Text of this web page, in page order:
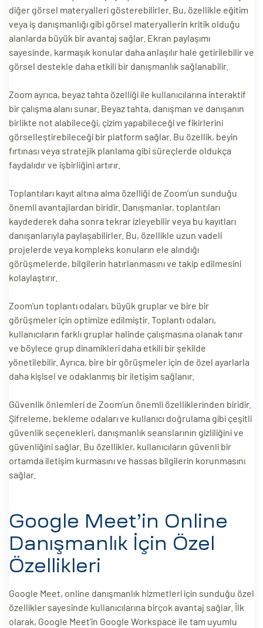
diğer görsel materyalleri gösterebilirler. Bu, özellikle eğitim
veya iş danışmanlığı gibi görsel materyallerin kritik olduğu
alanlarda büyük bir avantaj sağlar. Ekran paylaşımı
sayesinde, karmaşık konular daha anlaşılır hale getirilebilir ve
görsel destekle daha etkili bir danışmanlık sağlanabilir.
Zoom ayrıca, beyaz tahta özelliği ile kullanıcılarına interaktif
bir çalışma alanı sunar. Beyaz tahta, danışman ve danışanın
birlikte not alabileceği, çizim yapabileceği ve fikirlerini
görselleştirebileceği bir platform sağlar. Bu özellik, beyin
fırtınası veya stratejik planlama gibi süreçlerde oldukça
faydalıdır ve işbirliğini artırır.
Toplantıları kayıt altına alma özelliği de Zoom’un sunduğu
önemli avantajlardan biridir. Danışmanlar, toplantıları
kaydederek daha sonra tekrar izleyebilir veya bu kayıtları
danışanlarıyla paylaşabilirler. Bu, özellikle uzun vadeli
projelerde veya kompleks konuların ele alındığı
görüşmelerde, bilgilerin hatırlanmasını ve takip edilmesini
kolaylaştırır.
Zoom’un toplantı odaları, büyük gruplar ve bire bir
görüşmeler için optimize edilmiştir. Toplantı odaları,
kullanıcıların farklı gruplar halinde çalışmasına olanak tanır
ve böylece grup dinamikleri daha etkili bir şekilde
yönetilebilir. Ayrıca, bire bir görüşmeler için de özel ayarlarla
daha kişisel ve odaklanmış bir iletişim sağlanır.
Güvenlik önlemleri de Zoom’un önemli özelliklerinden biridir.
Şifreleme, bekleme odaları ve kullanıcı doğrulama gibi çeşitli
güvenlik seçenekleri, danışmanlık seanslarının gizliliğini ve
güvenliğini sağlar. Bu özellikler, kullanıcıların güvenli bir
ortamda iletişim kurmasını ve hassas bilgilerin korunmasını
sağlar.
Google Meet’in Online
Danışmanlık İçin Özel
Özellikleri
Google Meet, online danışmanlık hizmetleri için sunduğu özel
özellikler sayesinde kullanıcılarına birçok avantaj sağlar. İlk
olarak, Google Meet’in Google Workspace ile tam uyumlu